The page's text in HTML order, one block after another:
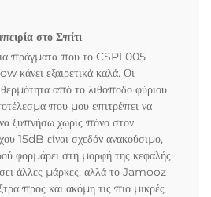
στο Σπίτι
πράγματα που το CSPL005
εξαιρετικά καλά. Οι
θερμότητα από το λιθόποδο φύριου
που μου επιτρέπει να
ξυπνήσω χωρίς πόνο στον
15dB είναι σχεδόν ανακούσιμο,
φορμάρει στη μορφή της κεφαλής
άλλες μάρκες, αλλά το Jamooz
προς και ακόμη τις πιο μικρές